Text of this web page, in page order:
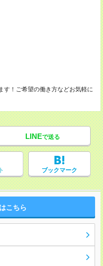
す！ご希望の働き方などお気軽に
LINEで送る
ブックマーク
こちら